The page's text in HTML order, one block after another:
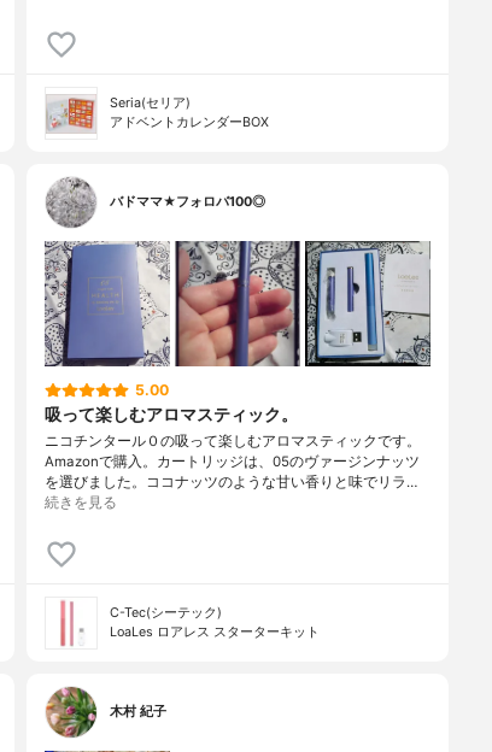
Seria(セリア)
アドベントカレンダーBOX
バドママ★フォロバ100◎
5.00
吸って楽しむアロマスティック。
ニコチンタール０の吸って楽しむアロマスティックです。
Amazonで購入。カートリッジは、05のヴァージンナッツ
を選びました。ココナッツのような甘い香りと味でリラ…
続きを見る
C-Tec(シーテック)
LoaLes ロアレス スターターキット
木村 紀子